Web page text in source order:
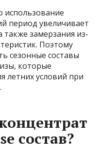
использование
период увеличивает
также замерзания из-
Поэтому
сезонные составы
которые
летних условий при
состав?